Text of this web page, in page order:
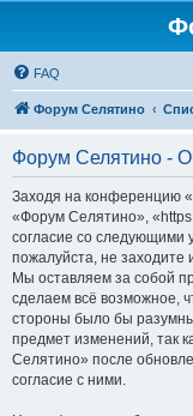
FAQ
Форум Селятино
Форум Селятино -
Заходя на конференцию
«Форум Селятино»,
согласие со следующими
пожалуйста, не
Мы оставляем за собой
сделаем всё возможное,
стороны было бы
предмет изменений, так
Селятино» после
согласие с ними.